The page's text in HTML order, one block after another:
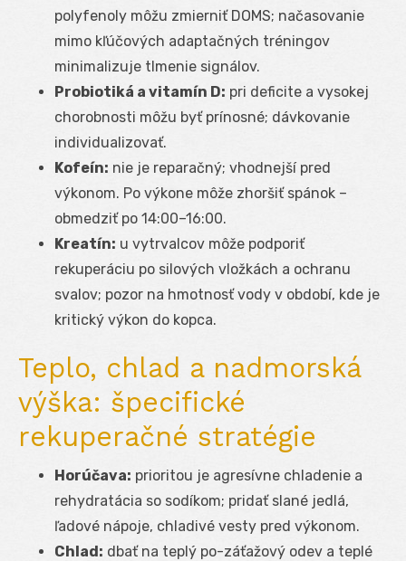
polyfenoly môžu zmierniť DOMS; načasovanie
mimo kľúčových adaptačných tréningov
minimalizuje tlmenie signálov.
Probiotiká a vitamín D: pri deficite a vysokej
chorobnosti môžu byť prínosné; dávkovanie
individualizovať.
Kofeín: nie je reparačný; vhodnejší pred
výkonom. Po výkone môže zhoršiť spánok –
obmedziť po 14:00–16:00.
Kreatín: u vytrvalcov môže podporiť
rekuperáciu po silových vložkách a ochranu
svalov; pozor na hmotnosť vody v období, kde je
kritický výkon do kopca.
Teplo, chlad a nadmorská
výška: špecifické
rekuperačné stratégie
Horúčava: prioritou je agresívne chladenie a
rehydratácia so sodíkom; pridať slané jedlá,
ľadové nápoje, chladivé vesty pred výkonom.
Chlad: dbať na teplý po-záťažový odev a teplé